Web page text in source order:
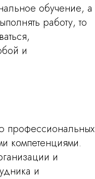
обучение, а
работу, то
и
профессиональных
компетенциями.
и
и